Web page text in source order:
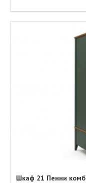
Шкаф 21 Пенни